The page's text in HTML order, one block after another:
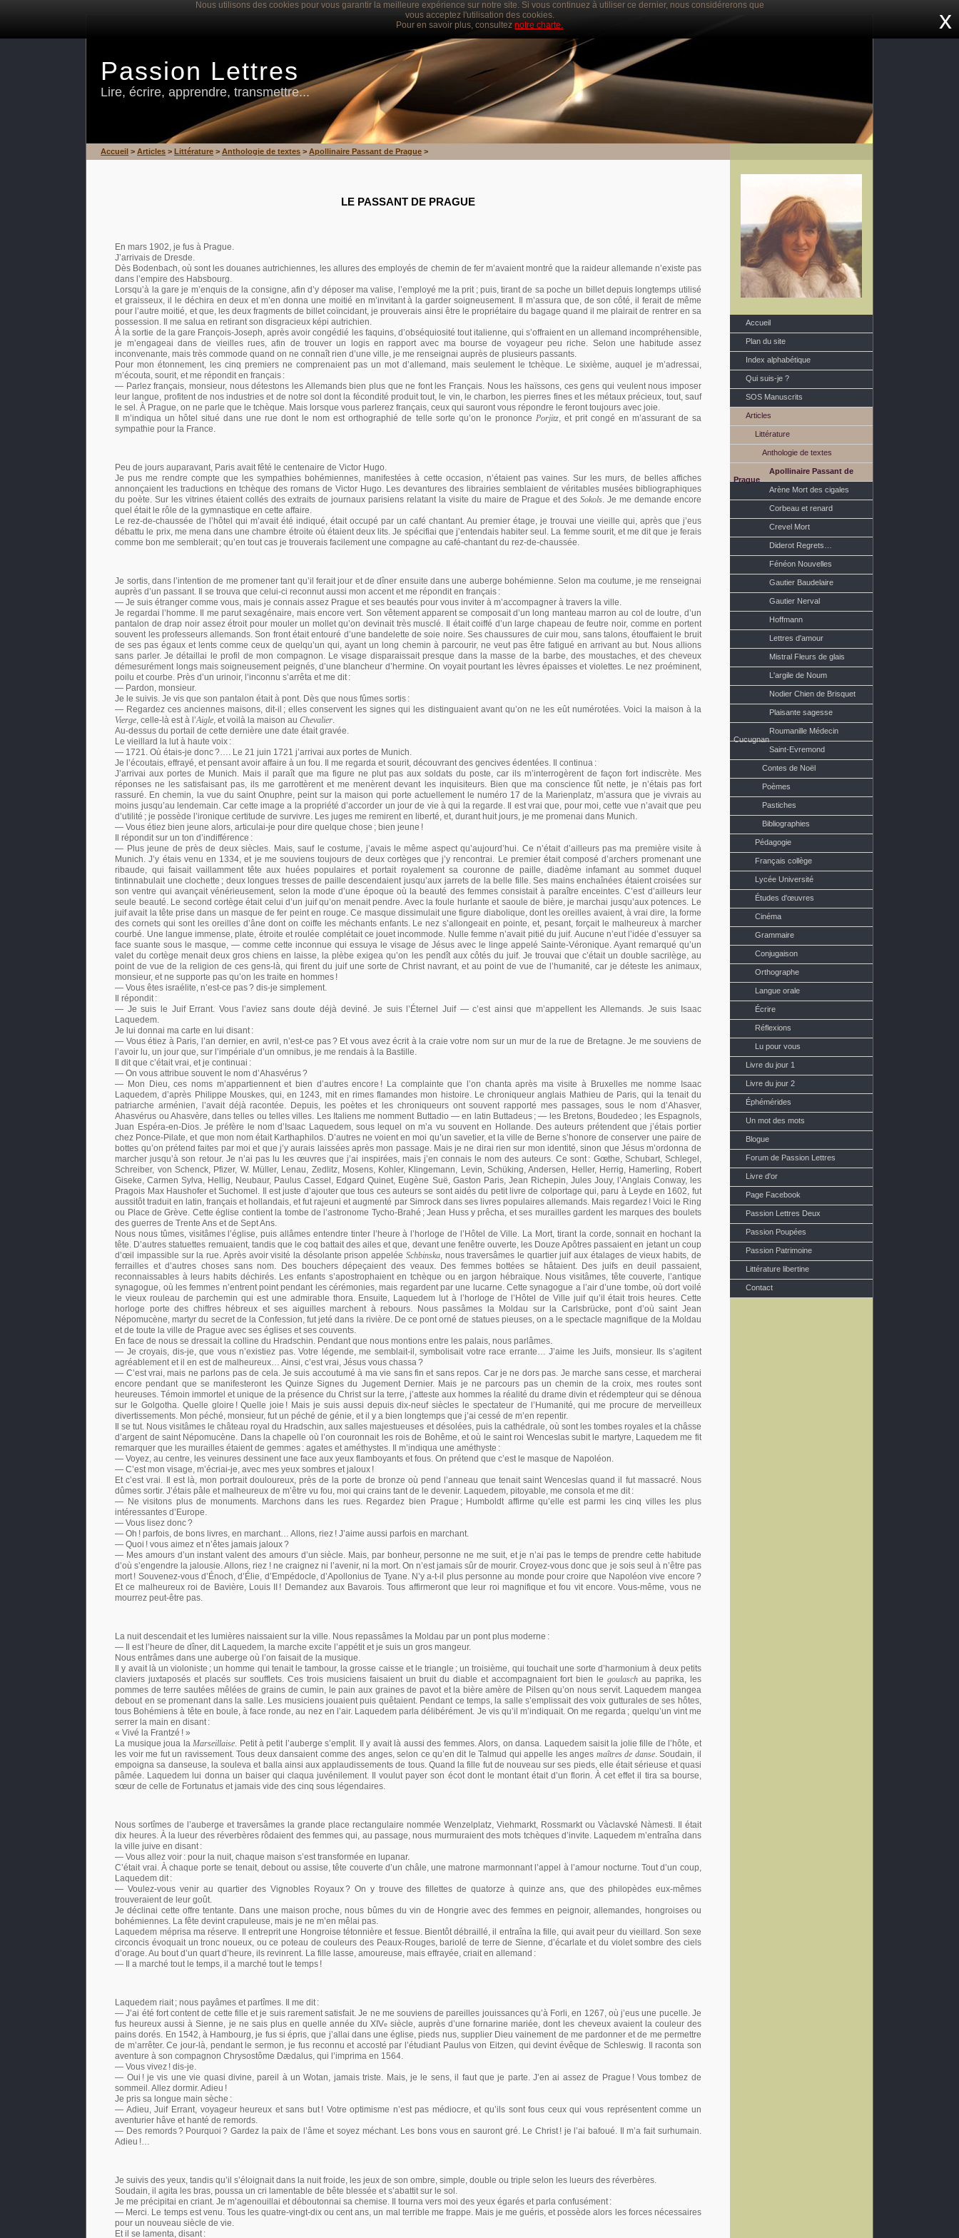
x
Nous utilisons des cookies pour vous garantir la meilleure expérience sur notre site. Si vous continuez à utiliser ce dernier, nous considérerons que
vous acceptez l'utilisation des cookies.
Pour en savoir plus, consultez notre charte.
Passion Lettres
Lire, écrire, apprendre, transmettre...
Accueil
Plan du site
Index alphabétique
Qui suis-je ?
SOS Manuscrits
Articles
Littérature
Anthologie de textes
Apollinaire Passant de
Prague
Arène Mort des cigales
Corbeau et renard
Crevel Mort
Diderot Regrets…
Fénéon Nouvelles
Gautier Baudelaire
Gautier Nerval
Hoffmann
Lettres d'amour
Mistral Fleurs de glais
L'argile de Noum
Nodier Chien de Brisquet
Plaisante sagesse
Roumanille Médecin
Cucugnan
Saint-Evremond
Contes de Noël
Poèmes
Pastiches
Bibliographies
Pédagogie
Français collège
Lycée Université
Études d'œuvres
Cinéma
Grammaire
Conjugaison
Orthographe
Langue orale
Écrire
Réflexions
Lu pour vous
Livre du jour 1
Livre du jour 2
Éphémérides
Un mot des mots
Blogue
Forum de Passion Lettres
Livre d'or
Page Facebook
Passion Lettres Deux
Passion Poupées
Passion Patrimoine
Littérature libertine
Contact
Accueil >Articles >Littérature >Anthologie de textes >Apollinaire Passant de Prague >
LE PASSANT DE PRAGUE
En mars 1902, je fus à Prague.
J’arrivais de Dresde.
Dès Bodenbach, où sont les douanes autrichiennes, les allures des employés de chemin de fer m’avaient montré que la raideur allemande n’existe pas
dans l’empire des Habsbourg.
Lorsqu’à la gare je m’enquis de la consigne, afin d’y déposer ma valise, l’employé me la prit ; puis, tirant de sa poche un billet depuis longtemps utilisé
et graisseux, il le déchira en deux et m’en donna une moitié en m’invitant à la garder soigneusement. Il m’assura que, de son côté, il ferait de même
pour l’autre moitié, et que, les deux fragments de billet coïncidant, je prouverais ainsi être le propriétaire du bagage quand il me plairait de rentrer en sa
possession. Il me salua en retirant son disgracieux képi autrichien.
À la sortie de la gare François-Joseph, après avoir congédié les faquins, d’obséquiosité tout italienne, qui s’offraient en un allemand incompréhensible,
je m’engageai dans de vieilles rues, afin de trouver un logis en rapport avec ma bourse de voyageur peu riche. Selon une habitude assez
inconvenante, mais très commode quand on ne connaît rien d’une ville, je me renseignai auprès de plusieurs passants.
Pour mon étonnement, les cinq premiers ne comprenaient pas un mot d’allemand, mais seulement le tchèque. Le sixième, auquel je m’adressai,
m’écouta, sourit, et me répondit en français :
— Parlez français, monsieur, nous détestons les Allemands bien plus que ne font les Français. Nous les haïssons, ces gens qui veulent nous imposer
leur langue, profitent de nos industries et de notre sol dont la fécondité produit tout, le vin, le charbon, les pierres fines et les métaux précieux, tout, sauf
le sel. À Prague, on ne parle que le tchèque. Mais lorsque vous parlerez français, ceux qui sauront vous répondre le feront toujours avec joie.
Il m’indiqua un hôtel situé dans une rue dont le nom est orthographié de telle sorte qu’on le prononce Porjitz, et prit congé en m’assurant de sa
sympathie pour la France.
Peu de jours auparavant, Paris avait fêté le centenaire de Victor Hugo.
Je pus me rendre compte que les sympathies bohémiennes, manifestées à cette occasion, n’étaient pas vaines. Sur les murs, de belles affiches
annonçaient les traductions en tchèque des romans de Victor Hugo. Les devantures des librairies semblaient de véritables musées bibliographiques
du poète. Sur les vitrines étaient collés des extraits de journaux parisiens relatant la visite du maire de Prague et desSokols. Je me demande encore
quel était le rôle de la gymnastique en cette affaire.
Le rez-de-chaussée de l’hôtel qui m’avait été indiqué, était occupé par un café chantant. Au premier étage, je trouvai une vieille qui, après que j’eus
débattu le prix, me mena dans une chambre étroite où étaient deux lits. Je spécifiai que j’entendais habiter seul. La femme sourit, et me dit que je ferais
comme bon me semblerait; qu’en tout cas je trouverais facilement une compagne au café-chantant du rez-de-chaussée.
Je sortis, dans l’intention de me promener tant qu’il ferait jour et de dîner ensuite dans une auberge bohémienne. Selon ma coutume, je me renseignai
auprès d’un passant. Il se trouva que celui-ci reconnut aussi mon accent et me répondit en français :
— Je suis étranger comme vous, mais je connais assez Prague et ses beautés pour vous inviter à m’accompagner à travers la ville.
Je regardai l’homme. Il me parut sexagénaire, mais encore vert. Son vêtement apparent se composait d’un long manteau marron au col de loutre, d’un
pantalon de drap noir assez étroit pour mouler un mollet qu’on devinait très musclé. Il était coiffé d’un large chapeau de feutre noir, comme en portent
souvent les professeurs allemands. Son front était entouré d’une bandelette de soie noire. Ses chaussures de cuir mou, sans talons, étouffaient le bruit
de ses pas égaux et lents comme ceux de quelqu’un qui, ayant un long chemin à parcourir, ne veut pas être fatigué en arrivant au but. Nous allions
sans parler. Je détaillai le profil de mon compagnon. Le visage disparaissait presque dans la masse de la barbe, des moustaches, et des cheveux
démesurément longs mais soigneusement peignés, d’une blancheur d’hermine. On voyait pourtant les lèvres épaisses et violettes. Le nez proéminent,
poilu et courbe. Près d’un urinoir, l’inconnu s’arrêta et me dit:
— Pardon, monsieur.
Je le suivis. Je vis que son pantalon était à pont. Dès que nous fûmes sortis :
— Regardez ces anciennes maisons, dit-il ; elles conservent les signes qui les distinguaient avant qu’on ne les eût numérotées. Voici la maison à la
Vierge, celle-là est à l’Aigle, et voilà la maison auChevalier.
Au-dessus du portail de cette dernière une date était gravée.
Le vieillard la lut à haute voix :
— 1721. Où étais-je donc?…. Le 21 juin 1721 j’arrivai aux portes de Munich.
Je l’écoutais, effrayé, et pensant avoir affaire à un fou. Il me regarda et sourit, découvrant des gencives édentées. Il continua :
J’arrivai aux portes de Munich. Mais il paraît que ma figure ne plut pas aux soldats du poste, car ils m’interrogèrent de façon fort indiscrète. Mes
réponses ne les satisfaisant pas, ils me garrottèrent et me menèrent devant les inquisiteurs. Bien que ma conscience fût nette, je n’étais pas fort
rassuré. En chemin, la vue du saint Onuphre, peint sur la maison qui porte actuellement le numéro 17 de la Marienplatz, m’assura que je vivrais au
moins jusqu’au lendemain. Car cette image a la propriété d’accorder un jour de vie à qui la regarde. Il est vrai que, pour moi, cette vue n’avait que peu
d’utilité ; je possède l’ironique certitude de survivre. Les juges me remirent en liberté, et, durant huit jours, je me promenai dans Munich.
— Vous étiez bien jeune alors, articulai-je pour dire quelque chose ; bien jeune !
Il répondit sur un ton d’indifférence :
— Plus jeune de près de deux siècles. Mais, sauf le costume, j’avais le même aspect qu’aujourd’hui. Ce n’était d’ailleurs pas ma première visite à
Munich. J’y étais venu en 1334, et je me souviens toujours de deux cortèges que j’y rencontrai. Le premier était composé d’archers promenant une
ribaude, qui faisait vaillamment tête aux huées populaires et portait royalement sa couronne de paille, diadème infamant au sommet duquel
tintinnabulait une clochette ; deux longues tresses de paille descendaient jusqu’aux jarrets de la belle fille. Ses mains enchaînées étaient croisées sur
son ventre qui avançait vénérieusement, selon la mode d’une époque où la beauté des femmes consistait à paraître enceintes. C’est d’ailleurs leur
seule beauté. Le second cortège était celui d’un juif qu’on menait pendre. Avec la foule hurlante et saoule de bière, je marchai jusqu’aux potences. Le
juif avait la tête prise dans un masque de fer peint en rouge. Ce masque dissimulait une figure diabolique, dont les oreilles avaient, à vrai dire, la forme
des cornets qui sont les oreilles d’âne dont on coiffe les méchants enfants. Le nez s’allongeait en pointe, et, pesant, forçait le malheureux à marcher
courbé. Une langue immense, plate, étroite et roulée complétait ce jouet incommode. Nulle femme n’avait pitié du juif. Aucune n’eut l’idée d’essuyer sa
face suante sous le masque, — comme cette inconnue qui essuya le visage de Jésus avec le linge appelé Sainte-Véronique. Ayant remarqué qu’un
valet du cortège menait deux gros chiens en laisse, la plèbe exigea qu’on les pendît aux côtés du juif. Je trouvai que c’était un double sacrilège, au
point de vue de la religion de ces gens-là, qui firent du juif une sorte de Christ navrant, et au point de vue de l’humanité, car je déteste les animaux,
monsieur, et ne supporte pas qu’on les traite en hommes !
— Vous êtes israélite, n’est-ce pas? dis-je simplement.
Il répondit:
— Je suis le Juif Errant. Vous l’aviez sans doute déjà deviné. Je suis l’Éternel Juif — c’est ainsi que m’appellent les Allemands. Je suis Isaac
Laquedem.
Je lui donnai ma carte en lui disant:
— Vous étiez à Paris, l’an dernier, en avril, n’est-ce pas? Et vous avez écrit à la craie votre nom sur un mur de la rue de Bretagne. Je me souviens de
l’avoir lu, un jour que, sur l’impériale d’un omnibus, je me rendais à la Bastille.
Il dit que c’était vrai, et je continuai :
— On vous attribue souvent le nom d’Ahasvérus?
— Mon Dieu, ces noms m’appartiennent et bien d’autres encore ! La complainte que l’on chanta après ma visite à Bruxelles me nomme Isaac
Laquedem, d’après Philippe Mouskes, qui, en 1243, mit en rimes flamandes mon histoire. Le chroniqueur anglais Mathieu de Paris, qui la tenait du
patriarche arménien, l’avait déjà racontée. Depuis, les poètes et les chroniqueurs ont souvent rapporté mes passages, sous le nom d’Ahasver,
Ahasvérus ou Ahasvère, dans telles ou telles villes. Les Italiens me nomment Buttadio — en latin Buttadeus ; — les Bretons, Boudedeo ; les Espagnols,
Juan Espéra-en-Dios. Je préfère le nom d’Isaac Laquedem, sous lequel on m’a vu souvent en Hollande. Des auteurs prétendent que j’étais portier
chez Ponce-Pilate, et que mon nom était Karthaphilos. D’autres ne voient en moi qu’un savetier, et la ville de Berne s’honore de conserver une paire de
bottes qu’on prétend faites par moi et que j’y aurais laissées après mon passage. Mais je ne dirai rien sur mon identité, sinon que Jésus m’ordonna de
marcher jusqu’à son retour. Je n’ai pas lu les œuvres que j’ai inspirées, mais j’en connais le nom des auteurs. Ce sont: Gœthe, Schubart, Schlegel,
Schreiber, von Schenck, Pfizer, W. Müller, Lenau, Zedlitz, Mosens, Kohler, Klingemann, Levin, Schüking, Andersen, Heller, Herrig, Hamerling, Robert
Giseke, Carmen Sylva, Hellig, Neubaur, Paulus Cassel, Edgard Quinet, Eugène Suë, Gaston Paris, Jean Richepin, Jules Jouy, l’Anglais Conway, les
Pragois Max Haushofer et Suchomel. Il est juste d’ajouter que tous ces auteurs se sont aidés du petit livre de colportage qui, paru à Leyde en 1602, fut
aussitôt traduit en latin, français et hollandais, et fut rajeuni et augmenté par Simrock dans ses livres populaires allemands. Mais regardez ! Voici le Ring
ou Place de Grève. Cette église contient la tombe de l’astronome Tycho-Brahé ; Jean Huss y prêcha, et ses murailles gardent les marques des boulets
des guerres de Trente Ans et de Sept Ans.
Nous nous tûmes, visitâmes l’église, puis allâmes entendre tinter l’heure à l’horloge de l’Hôtel de Ville. La Mort, tirant la corde, sonnait en hochant la
tête. D’autres statuettes remuaient, tandis que le coq battait des ailes et que, devant une fenêtre ouverte, les Douze Apôtres passaient en jetant un coup
d’œil impassible sur la rue. Après avoir visité la désolante prison appelée Schbinska, nous traversâmes le quartier juif aux étalages de vieux habits, de
ferrailles et d’autres choses sans nom. Des bouchers dépeçaient des veaux. Des femmes bottées se hâtaient. Des juifs en deuil passaient,
reconnaissables à leurs habits déchirés. Les enfants s’apostrophaient en tchèque ou en jargon hébraïque. Nous visitâmes, tête couverte, l’antique
synagogue, où les femmes n’entrent point pendant les cérémonies, mais regardent par une lucarne. Cette synagogue a l’air d’une tombe, où dort voilé
le vieux rouleau de parchemin qui est une admirable thora. Ensuite, Laquedem lut à l’horloge de l’Hôtel de Ville juif qu’il était trois heures. Cette
horloge porte des chiffres hébreux et ses aiguilles marchent à rebours. Nous passâmes la Moldau sur la Carlsbrücke, pont d’où saint Jean
Népomucène, martyr du secret de la Confession, fut jeté dans la rivière. De ce pont orné de statues pieuses, on a le spectacle magnifique de la Moldau
et de toute la ville de Prague avec ses églises et ses couvents.
En face de nous se dressait la colline du Hradschin. Pendant que nous montions entre les palais, nous parlâmes.
— Je croyais, dis-je, que vous n’existiez pas. Votre légende, me semblait-il, symbolisait votre race errante… J’aime les Juifs, monsieur. Ils s’agitent
agréablement et il en est de malheureux… Ainsi, c’est vrai, Jésus vous chassa?
— C’est vrai, mais ne parlons pas de cela. Je suis accoutumé à ma vie sans fin et sans repos. Car je ne dors pas. Je marche sans cesse, et marcherai
encore pendant que se manifesteront les Quinze Signes du Jugement Dernier. Mais je ne parcours pas un chemin de la croix, mes routes sont
heureuses. Témoin immortel et unique de la présence du Christ sur la terre, j’atteste aux hommes la réalité du drame divin et rédempteur qui se dénoua
sur le Golgotha. Quelle gloire ! Quelle joie ! Mais je suis aussi depuis dix-neuf siècles le spectateur de l’Humanité, qui me procure de merveilleux
divertissements. Mon péché, monsieur, fut un péché de génie, et il y a bien longtemps que j’ai cessé de m’en repentir.
Il se tut. Nous visitâmes le château royal du Hradschin, aux salles majestueuses et désolées, puis la cathédrale, où sont les tombes royales et la châsse
d’argent de saint Népomucène. Dans la chapelle où l’on couronnait les rois de Bohême, et où le saint roi Wenceslas subit le martyre, Laquedem me fit
remarquer que les murailles étaient de gemmes : agates et améthystes. Il m’indiqua une améthyste :
— Voyez, au centre, les veinures dessinent une face aux yeux flamboyants et fous. On prétend que c’est le masque de Napoléon.
— C’est mon visage, m’écriai-je, avec mes yeux sombres et jaloux !
Et c’est vrai. Il est là, mon portrait douloureux, près de la porte de bronze où pend l’anneau que tenait saint Wenceslas quand il fut massacré. Nous
dûmes sortir. J’étais pâle et malheureux de m’être vu fou, moi qui crains tant de le devenir. Laquedem, pitoyable, me consola et me dit:
— Ne visitons plus de monuments. Marchons dans les rues. Regardez bien Prague ; Humboldt affirme qu’elle est parmi les cinq villes les plus
intéressantes d’Europe.
— Vous lisez donc?
— Oh ! parfois, de bons livres, en marchant… Allons, riez ! J’aime aussi parfois en marchant.
— Quoi ! vous aimez et n’êtes jamais jaloux?
— Mes amours d’un instant valent des amours d’un siècle. Mais, par bonheur, personne ne me suit, et je n’ai pas le temps de prendre cette habitude
d’où s’engendre la jalousie. Allons, riez ! ne craignez ni l’avenir, ni la mort. On n’est jamais sûr de mourir. Croyez-vous donc que je sois seul à n’être pas
mort! Souvenez-vous d’Énoch, d’Élie, d’Empédocle, d’Apollonius de Tyane. N’y a-t-il plus personne au monde pour croire que Napoléon vive encore ?
Et ce malheureux roi de Bavière, Louis II
! Demandez aux Bavarois. Tous affirmeront que leur roi magnifique et fou vit encore. Vous-même, vous ne
mourrez peut-être pas.
La nuit descendait et les lumières naissaient sur la ville. Nous repassâmes la Moldau par un pont plus moderne :
— Il est l’heure de dîner, dit Laquedem, la marche excite l’appétit et je suis un gros mangeur.
Nous entrâmes dans une auberge où l’on faisait de la musique.
Il y avait là un violoniste ; un homme qui tenait le tambour, la grosse caisse et le triangle ; un troisième, qui touchait une sorte d’harmonium à deux petits
claviers juxtaposés et placés sur soufflets. Ces trois musiciens faisaient un bruit du diable et accompagnaient fort bien le goulasch au paprika, les
pommes de terre sautées mêlées de grains de cumin, le pain aux graines de pavot et la bière amère de Pilsen qu’on nous servit. Laquedem mangea
debout en se promenant dans la salle. Les musiciens jouaient puis quêtaient. Pendant ce temps, la salle s’emplissait des voix gutturales de ses hôtes,
tous Bohémiens à tête en boule, à face ronde, au nez en l’air. Laquedem parla délibérément. Je vis qu’il m’indiquait. On me regarda ; quelqu’un vint me
serrer la main en disant:
« Vivé la Frantzé ! »
La musique joua laMarseillaise. Petit à petit l’auberge s’emplit. Il y avait là aussi des femmes. Alors, on dansa. Laquedem saisit la jolie fille de l’hôte, et
les voir me fut un ravissement. Tous deux dansaient comme des anges, selon ce qu’en dit le Talmud qui appelle les anges maîtres de danse. Soudain, il
empoigna sa danseuse, la souleva et balla ainsi aux applaudissements de tous. Quand la fille fut de nouveau sur ses pieds, elle était sérieuse et quasi
pâmée. Laquedem lui donna un baiser qui claqua juvénilement. Il voulut payer son écot dont le montant était d’un florin. À cet effet il tira sa bourse,
sœur de celle de Fortunatus et jamais vide des cinq sous légendaires.
Nous sortîmes de l’auberge et traversâmes la grande place rectangulaire nommée Wenzelplatz, Viehmarkt, Rossmarkt ou Vàclavské Nàmesti. Il était
dix heures. À la lueur des réverbères rôdaient des femmes qui, au passage, nous murmuraient des mots tchèques d’invite. Laquedem m’entraîna dans
la ville juive en disant:
— Vous allez voir : pour la nuit, chaque maison s’est transformée en lupanar.
C’était vrai. À chaque porte se tenait, debout ou assise, tête couverte d’un châle, une matrone marmonnant l’appel à l’amour nocturne. Tout d’un coup,
Laquedem dit:
— Voulez-vous venir au quartier des Vignobles Royaux? On y trouve des fillettes de quatorze à quinze ans, que des philopèdes eux-mêmes
trouveraient de leur goût.
Je déclinai cette offre tentante. Dans une maison proche, nous bûmes du vin de Hongrie avec des femmes en peignoir, allemandes, hongroises ou
bohémiennes. La fête devint crapuleuse, mais je ne m’en mêlai pas.
Laquedem méprisa ma réserve. Il entreprit une Hongroise tétonnière et fessue. Bientôt débraillé, il entraîna la fille, qui avait peur du vieillard. Son sexe
circoncis évoquait un tronc noueux, ou ce poteau de couleurs des Peaux-Rouges, bariolé de terre de Sienne, d’écarlate et du violet sombre des ciels
d’orage. Au bout d’un quart d’heure, ils revinrent. La fille lasse, amoureuse, mais effrayée, criait en allemand :
— Il a marché tout le temps, il a marché tout le temps !
Laquedem riait; nous payâmes et partîmes. Il me dit:
— J’ai été fort content de cette fille et je suis rarement satisfait. Je ne me souviens de pareilles jouissances qu’à Forli, en 1267, où j’eus une pucelle. Je
fus heureux aussi à Sienne, je ne sais plus en quelle année du XIVe siècle, auprès d’une fornarine mariée, dont les cheveux avaient la couleur des
pains dorés. En 1542, à Hambourg, je fus si épris, que j’allai dans une église, pieds nus, supplier Dieu vainement de me pardonner et de me permettre
de m’arrêter. Ce jour-là, pendant le sermon, je fus reconnu et accosté par l’étudiant Paulus von Eitzen, qui devint évêque de Schleswig. Il raconta son
aventure à son compagnon Chrysostôme Dædalus, qui l’imprima en 1564.
— Vous vivez ! dis-je.
— Oui ! je vis une vie quasi divine, pareil à un Wotan, jamais triste. Mais, je le sens, il faut que je parte. J’en ai assez de Prague ! Vous tombez de
sommeil. Allez dormir. Adieu !
Je pris sa longue main sèche :
— Adieu, Juif Errant, voyageur heureux et sans but ! Votre optimisme n’est pas médiocre, et qu’ils sont fous ceux qui vous représentent comme un
aventurier hâve et hanté de remords.
— Des remords? Pourquoi ? Gardez la paix de l’âme et soyez méchant. Les bons vous en sauront gré. Le Christ ! je l’ai bafoué. Il m’a fait surhumain.
Adieu !…
Je suivis des yeux, tandis qu’il s’éloignait dans la nuit froide, les jeux de son ombre, simple, double ou triple selon les lueurs des réverbères.
Soudain, il agita les bras, poussa un cri lamentable de bête blessée et s’abattit sur le sol.
Je me précipitai en criant. Je m’agenouillai et déboutonnai sa chemise. Il tourna vers moi des yeux égarés et parla confusément:
— Merci. Le temps est venu. Tous les quatre-vingt-dix ou cent ans, un mal terrible me frappe. Mais je me guéris, et possède alors les forces nécessaires
pour un nouveau siècle de vie.
Et il se lamenta, disant: